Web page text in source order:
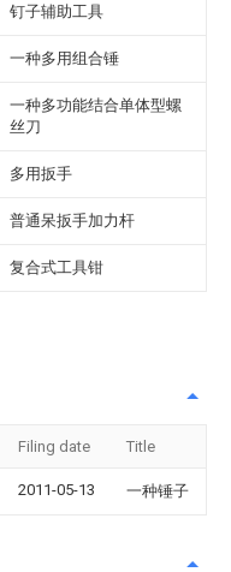
钉子辅助工具
一种多用组合锤
一种多功能结合单体型螺
丝刀
多用扳手
普通呆扳手加力杆
复合式工具钳
Filing date Title
2011-05-13 一种锤子